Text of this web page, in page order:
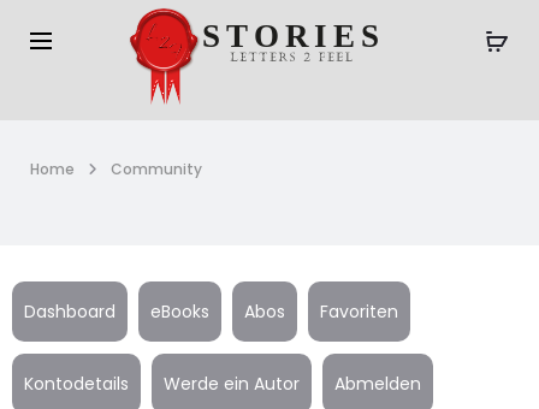
Home Community
Dashboard eBooks Abos Favoriten
Kontodetails Werde ein Autor Abmelden